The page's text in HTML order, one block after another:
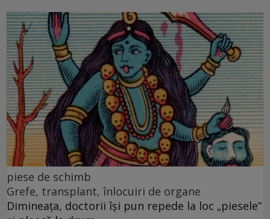
piese de schimb
Grefe, transplant, înlocuiri de organe
Dimineața, doctorii își pun repede la loc „piesele”